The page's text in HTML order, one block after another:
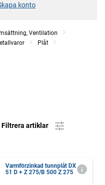
konto
Ventilation
Plåt
Filtrera artiklar
Varmförzinkad tunnplåt DX
51 D + Z 275/B 500 Z 275